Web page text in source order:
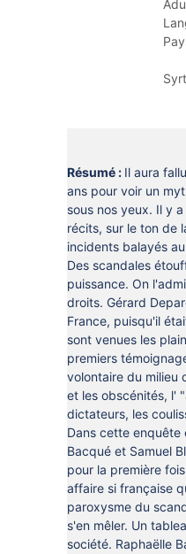
CRÉATHÈQUE
MAO -
BOÎTES DE
POUR LES PROS
TOUS LES
PROLONGER -
EN CAS DE
Résumé : Il aura
ans pour voir un
sous nos yeux. Il y
récits, sur le ton de
incidents balayés
Des scandales
puissance. On
droits. Gérard
France, puisqu'il
sont venues les
premiers
volontaire du milieu
et les obscénités, l'
dictateurs, les
Dans cette enquête
Bacqué et Samuel
pour la première
affaire si française
paroxysme du
s'en mêler. Un
société. Raphaëlle